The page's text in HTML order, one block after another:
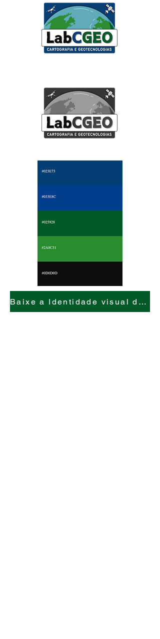
Baixe a Identidade visual do LabCGEO aqui